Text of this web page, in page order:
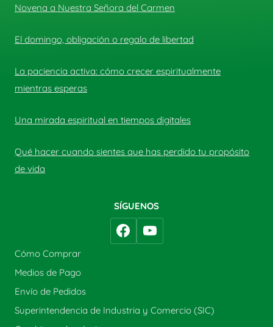
Novena a Nuestra Señora del Carmen
El domingo, obligación o regalo de libertad
La paciencia activa: cómo crecer espiritualmente
mientras esperas
Una mirada espiritual en tiempos digitales
Qué hacer cuando sientes que has perdido tu propósito
de vida
SÍGUENOS
Cómo Comprar
Medios de Pago
Envío de Pedidos
Superintendencia de Industria y Comercio (SIC)